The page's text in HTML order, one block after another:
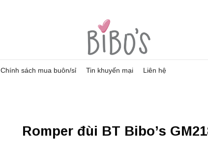
Chính sách mua buôn/sỉ Tin khuyến mại Liên hệ
Romper đùi BT Bibo’s